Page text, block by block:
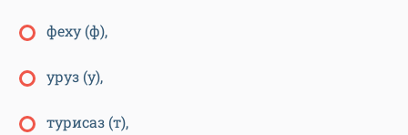
феху (ф),
уруз (у),
турисаз (т),